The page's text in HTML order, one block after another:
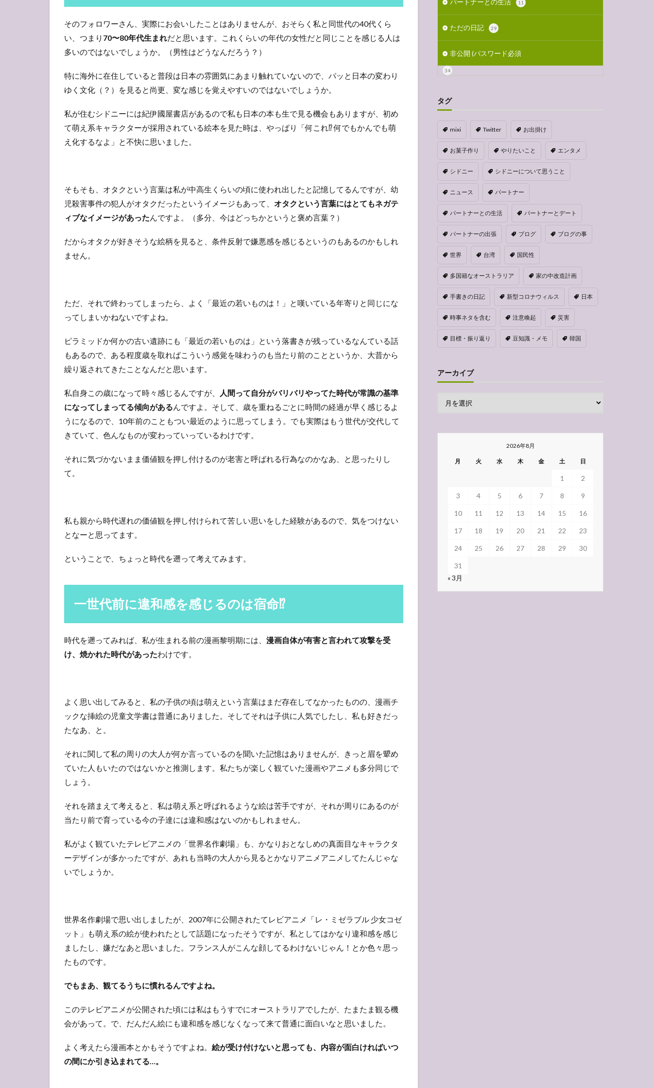
は
命⁉︎
お
わ
り
そのフォロワーさん、実際にお会いしたことはありませんが、おそらく私と同世代の40代くら
い、つまり 70〜80年代生まれだと思います。これくらいの年代の女性だと同じことを感じる人は
多いのではないでしょうか。（男性はどうなんだろう？）
特に海外に在住していると普段は日本の雰囲気にあまり触れていないので、パッと日本の変わり
ゆく文化（？）を見ると尚更、変な感じを覚えやすいのではないでしょうか。
私が住むシドニーには紀伊國屋書店があるので私も日本の本も生で見る機会もありますが、初め
て萌え系キャラクターが採用されている絵本を見た時は、やっぱり「何これ⁉︎ 何でもかんでも萌
え化するなよ」と不快に思いました。
そもそも、オタクという言葉は私が中高生くらいの頃に使われ出したと記憶してるんですが、幼
児殺害事件の犯人がオタクだったというイメージもあって、 オタクという言葉にはとてもネガテ
ィブなイメージがあったんですよ。（多分、今はどっちかというと褒め言葉？）
だからオタクが好きそうな絵柄を見ると、条件反射で嫌悪感を感じるというのもあるのかもしれ
ません。
ただ、それで終わってしまったら、よく「最近の若いものは！」と嘆いている年寄りと同じにな
ってしまいかねないですよね。
ピラミッドか何かの古い遺跡にも「最近の若いものは」という落書きが残っているなんている話
もあるので、ある程度歳を取ればこういう感覚を味わうのも当たり前のことというか、大昔から
繰り返されてきたことなんだと思います。
私自身この歳になって時々感じるんですが、
人間って自分がバリバリやってた時代が常識の基準
になってしまってる傾向があるんですよ。そして、歳を重ねるごとに時間の経過が早く感じるよ
うになるので、10年前のこともつい最近のように思ってしまう。でも実際はもう世代が交代して
きていて、色んなものが変わっていっているわけです。
それに気づかないまま価値観を押し付けるのが老害と呼ばれる行為なのかなあ、と思ったりし
て。
私も親から時代遅れの価値観を押し付けられて苦しい思いをした経験があるので、気をつけない
となーと思ってます。
ということで、ちょっと時代を遡って考えてみます。
一世代前に違和感を感じるのは宿命⁉︎
時代を遡ってみれば、私が生まれる前の漫画黎明期には、 漫画自体が有害と言われて攻撃を受
け、焼かれた時代があったわけです。
よく思い出してみると、私の子供の頃は萌えという言葉はまだ存在してなかったものの、漫画チ
ックな挿絵の児童文学書は普通にありました。そしてそれは子供に人気でしたし、私も好きだっ
たなあ、と。
それに関して私の周りの大人が何か言っているのを聞いた記憶はありませんが、きっと眉を顰め
ていた人もいたのではないかと推測します。私たちが楽しく観ていた漫画やアニメも多分同じで
しょう。
それを踏まえて考えると、私は萌え系と呼ばれるような絵は苦手ですが、それが周りにあるのが
当たり前で育っている今の子達には違和感はないのかもしれません。
私がよく観ていたテレビアニメの「世界名作劇場」も、かなりおとなしめの真面目なキャラクタ
ーデザインが多かったですが、あれも当時の大人から見るとかなりアニメアニメしてたんじゃな
いでしょうか。
世界名作劇場で思い出しましたが、2007年に公開されたてレビアニメ「レ・ミゼラブル 少女コゼ
ット」も萌え系の絵が使われたとして話題になったそうですが、私としてはかなり違和感を感じ
ましたし、嫌だなあと思いました。フランス人がこんな顔してるわけないじゃん！とか色々思っ
たものです。
でもまあ、観てるうちに慣れるんですよね。
このテレビアニメが公開された頃には私はもうすでにオーストラリアでしたが、たまたま観る機
会があって。で、だんだん絵にも違和感を感じなくなって来て普通に面白いなと思いました。
よく考えたら漫画本とかもそうですよね。 絵が受け付けないと思っても、内容が面白ければいつ
の間にか引き込まれてる…。
11
ただの日記 29
非公開 (パスワード必須
34
タグ
mixi Twitter お出掛け
お菓子作り やりたいこと エンタメ
シドニー シドニーについて思うこと
ニュース パートナー
パートナーとの生活 パートナーとデート
パートナーの出張 ブログ ブログの事
世界 台湾 国民性
多国籍なオーストラリア 家の中改造計画
手書きの日記 新型コロナウィルス 日本
時事ネタを含む 注意喚起 災害
目標・振り返り 豆知識・メモ 韓国
アーカイブ
2026年8月
月 火 水 木 金 土 日
1 2
3 4 5 6 7 8 9
10 11 12 13 14 15 16
17 18 19 20 21 22 23
24 25 26 27 28 29 30
31
« 3月